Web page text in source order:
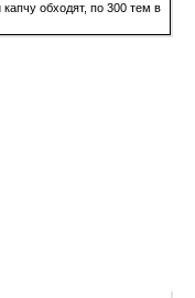
обходят, по 300 тем в